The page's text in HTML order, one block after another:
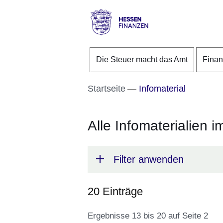
Direkt zum Kopf der
Direkt zum Inhalt
Direkt zum Fuß der
Finanzen
Die Steuer macht das Amt
Startseite Infomaterial
Alle Infomaterialien
Filter anwenden
20 Einträge
Ergebnisse 13 bis 20 auf Seite 2